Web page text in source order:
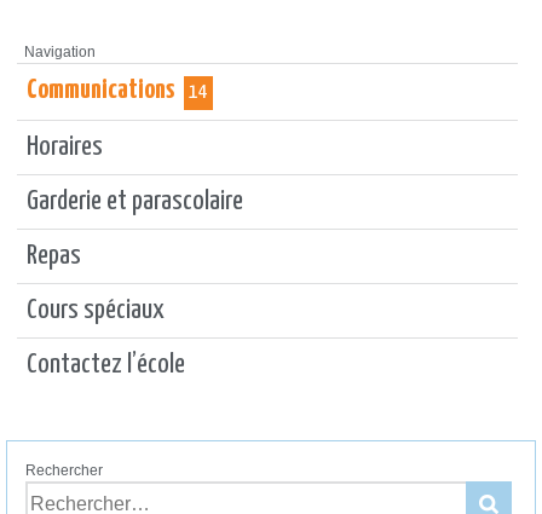
Navigation
Communications 14
Horaires
Garderie et parascolaire
Repas
Cours spéciaux
Contactez l’école
Rechercher